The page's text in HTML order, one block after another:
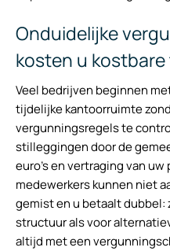
Onduidelijke
kosten u
Veel bedrijven beginnen
tijdelijke kantoorruimte
vergunningsregels te
stilleggingen door de
euro’s en vertraging van
medewerkers kunnen niet
gemist en u betaalt
structuur als voor
altijd met een